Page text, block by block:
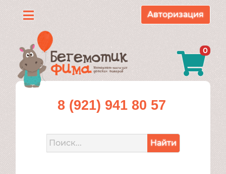
Каталог
О
нас
Доставка
Контакты
Авторизация
0
8 (921) 941 80 57
Найти